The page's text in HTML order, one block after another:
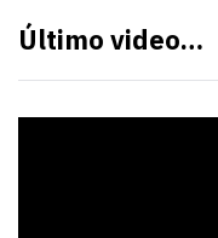
Último video…